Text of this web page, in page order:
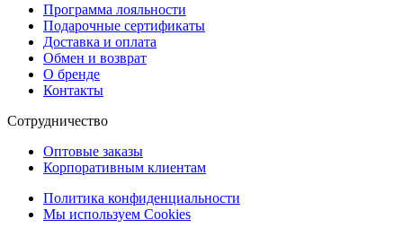
Программа лояльности
Подарочные сертификаты
Доставка и оплата
Обмен и возврат
О бренде
Контакты
Сотрудничество
Оптовые заказы
Корпоративным клиентам
Политика конфиденциальности
Мы используем Cookies